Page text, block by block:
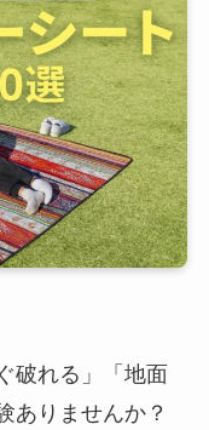
破れる」「地面
ありませんか？